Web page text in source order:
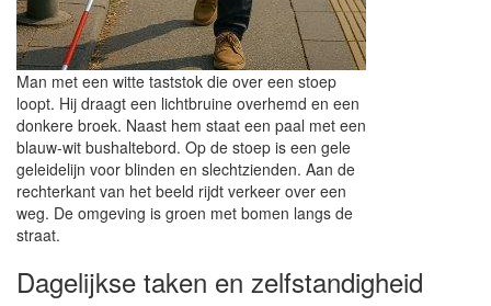
Man met een witte taststok die over een stoep
loopt. Hij draagt een lichtbruine overhemd en een
donkere broek. Naast hem staat een paal met een
blauw-wit bushaltebord. Op de stoep is een gele
geleidelijn voor blinden en slechtzienden. Aan de
rechterkant van het beeld rijdt verkeer over een
weg. De omgeving is groen met bomen langs de
straat.
Dagelijkse taken en zelfstandigheid